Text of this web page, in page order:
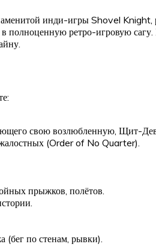
инди-игры Shovel Knight,
ретро-игровую
свою возлюбленную, Щит-
(Order of No Quarter).
прыжков, полётов.
(бег по стенам, рывки).